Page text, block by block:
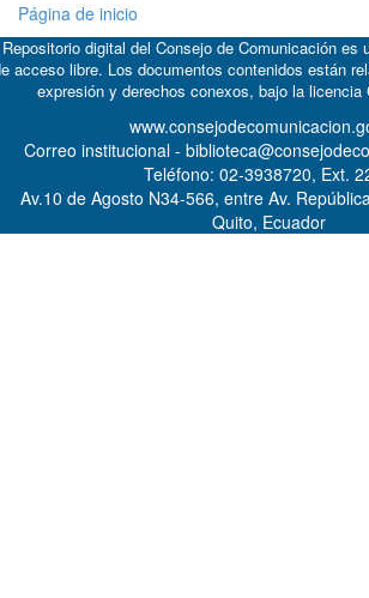
Página de inicio
digital del Consejo de Comunicación es
acceso libre. Los documentos contenidos están
expresión y derechos conexos, bajo la licencia
Correo institucional -
Teléfono: 02-3938720, Ext.
Av.10 de Agosto N34-566, entre Av.
Quito, Ecuador